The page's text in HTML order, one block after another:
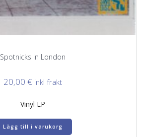
Spotnicks in London
20,00 € inkl frakt
Vinyl LP
Lägg till i varukorg